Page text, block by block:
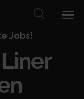
Jobs!